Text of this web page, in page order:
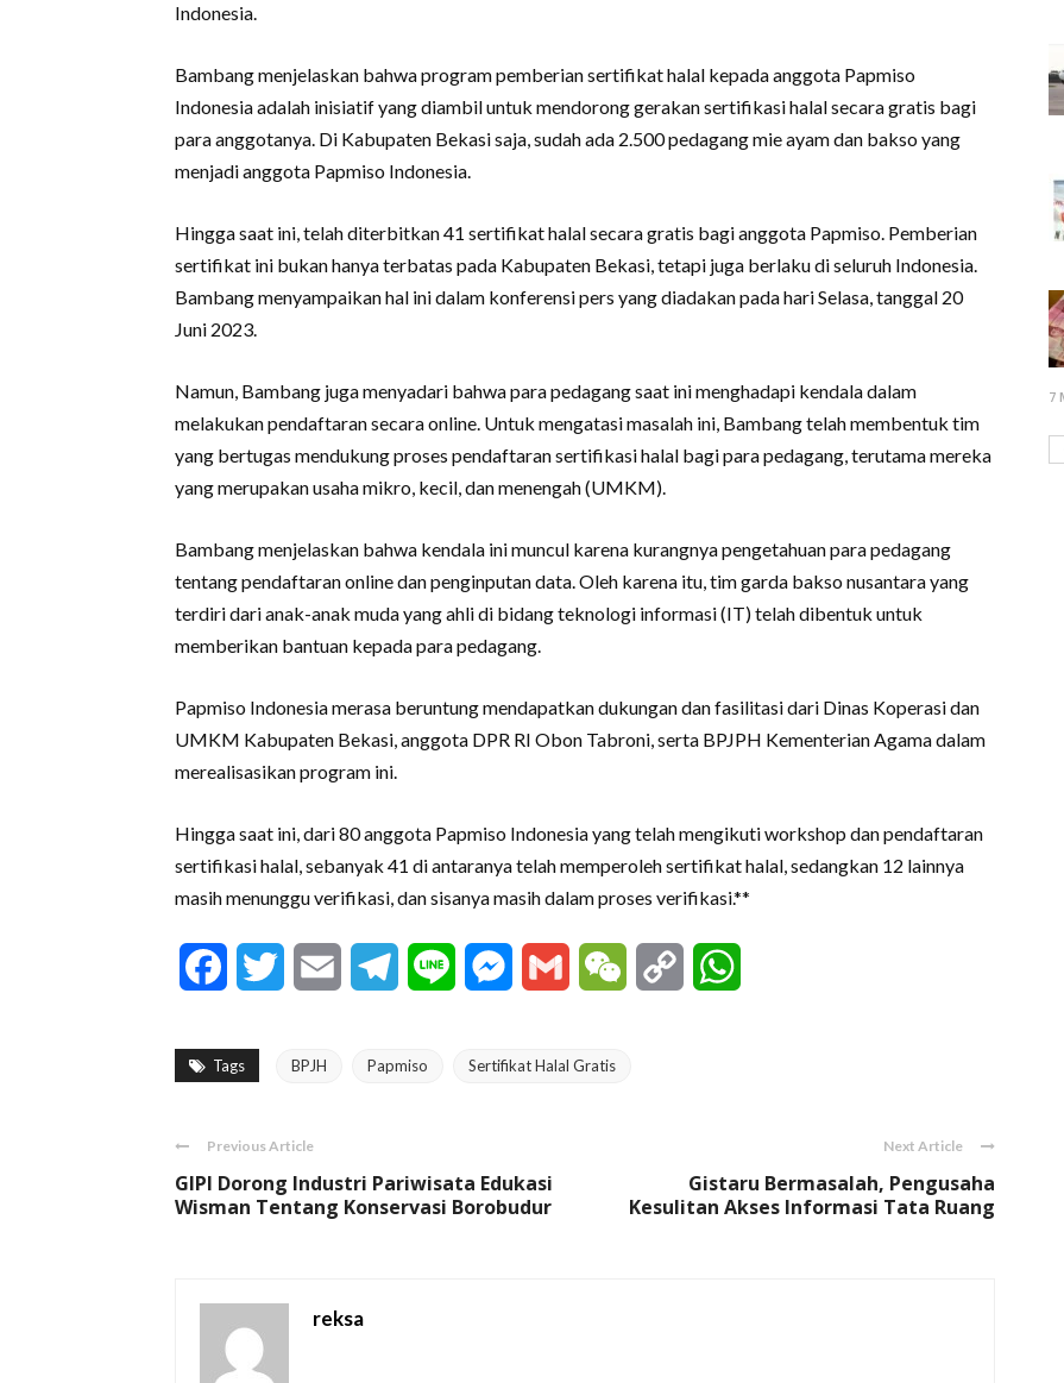
Indonesia.
Bambang menjelaskan bahwa program pemberian sertifikat halal kepada anggota Papmiso
Indonesia adalah inisiatif yang diambil untuk mendorong gerakan sertifikasi halal secara gratis bagi
para anggotanya. Di Kabupaten Bekasi saja, sudah ada 2.500 pedagang mie ayam dan bakso yang
menjadi anggota Papmiso Indonesia.
Hingga saat ini, telah diterbitkan 41 sertifikat halal secara gratis bagi anggota Papmiso. Pemberian
sertifikat ini bukan hanya terbatas pada Kabupaten Bekasi, tetapi juga berlaku di seluruh Indonesia.
Bambang menyampaikan hal ini dalam konferensi pers yang diadakan pada hari Selasa, tanggal 20
Juni 2023.
Namun, Bambang juga menyadari bahwa para pedagang saat ini menghadapi kendala dalam
melakukan pendaftaran secara online. Untuk mengatasi masalah ini, Bambang telah membentuk tim
yang bertugas mendukung proses pendaftaran sertifikasi halal bagi para pedagang, terutama mereka
yang merupakan usaha mikro, kecil, dan menengah (UMKM).
Bambang menjelaskan bahwa kendala ini muncul karena kurangnya pengetahuan para pedagang
tentang pendaftaran online dan penginputan data. Oleh karena itu, tim garda bakso nusantara yang
terdiri dari anak-anak muda yang ahli di bidang teknologi informasi (IT) telah dibentuk untuk
memberikan bantuan kepada para pedagang.
Papmiso Indonesia merasa beruntung mendapatkan dukungan dan fasilitasi dari Dinas Koperasi dan
UMKM Kabupaten Bekasi, anggota DPR RI Obon Tabroni, serta BPJPH Kementerian Agama dalam
merealisasikan program ini.
Hingga saat ini, dari 80 anggota Papmiso Indonesia yang telah mengikuti workshop dan pendaftaran
sertifikasi halal, sebanyak 41 di antaranya telah memperoleh sertifikat halal, sedangkan 12 lainnya
masih menunggu verifikasi, dan sisanya masih dalam proses verifikasi.**
FacebookTwitter Email Telegram
Line Messenger
Gmail WeChat Copy
Tags BPJH Papmiso Sertifikat Halal Gratis
Previous Article
GIPI Dorong Industri Pariwisata Edukasi
Wisman Tentang Konservasi Borobudur
Next Article
Gistaru Bermasalah, Pengusaha
Kesulitan Akses Informasi Tata Ruang
reksa
7